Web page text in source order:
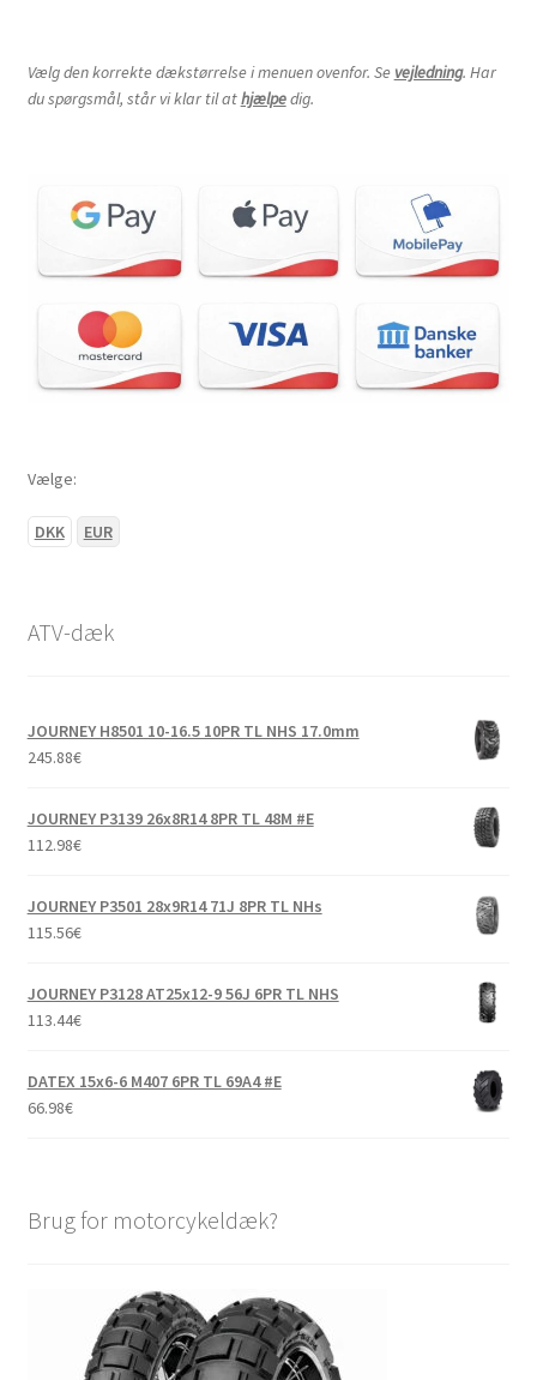
Vælg den korrekte dækstørrelse i menuen ovenfor. Se vejledning. Har
du spørgsmål, står vi klar til athjælpedig.
Vælge:
DKK EUR
ATV-dæk
JOURNEY H8501 10-16.5 10PR TL NHS 17.0mm
245.88€
JOURNEY P3139 26x8R14 8PR TL 48M #E
112.98€
JOURNEY P3501 28x9R14 71J 8PR TL NHs
115.56€
JOURNEY P3128 AT25x12-9 56J 6PR TL NHS
113.44€
DATEX 15x6-6 M407 6PR TL 69A4 #E
66.98€
Brug for motorcykeldæk?